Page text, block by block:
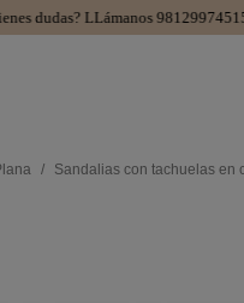
LLámanos 98129974515
/ Sandalias con tachuelas en